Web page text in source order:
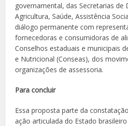
governamental, das Secretarias de
Agricultura, Saúde, Assistência
diálogo permanente com
fornecedoras e consumidoras de
Conselhos estaduais e municipais
e Nutricional (Conseas), dos
organizações de assessoria.
Para concluir
Essa proposta parte da
ação articulada do Estado